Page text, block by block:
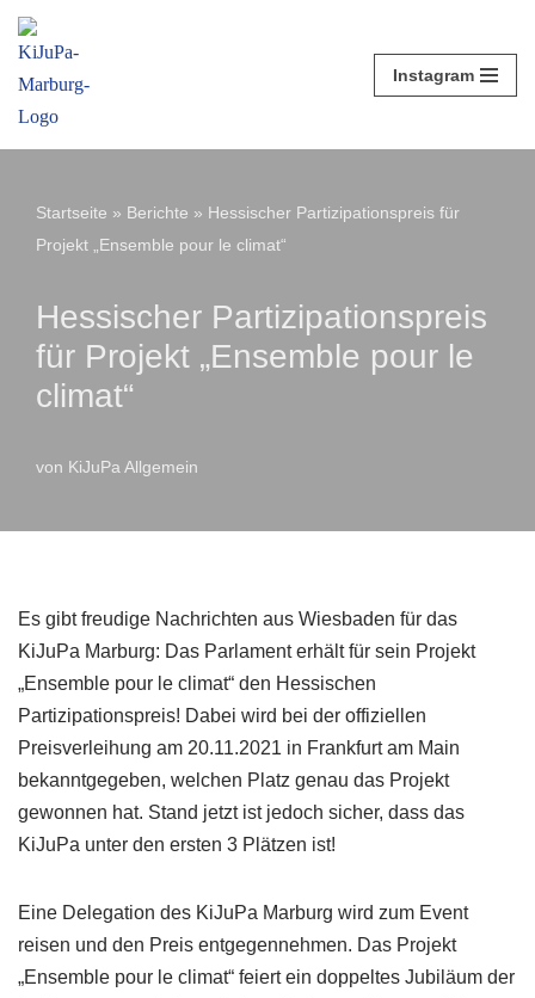
springen
Instagram
Startseite » Berichte » Hessischer Partizipationspreis für
Projekt „Ensemble pour le climat“
Hessischer Partizipationspreis
für Projekt „Ensemble pour le
climat“
von KiJuPa Allgemein
Es gibt freudige Nachrichten aus Wiesbaden für das
KiJuPa Marburg: Das Parlament erhält für sein Projekt
„Ensemble pour le climat“ den Hessischen
Partizipationspreis! Dabei wird bei der offiziellen
Preisverleihung am 20.11.2021 in Frankfurt am Main
bekanntgegeben, welchen Platz genau das Projekt
gewonnen hat. Stand jetzt ist jedoch sicher, dass das
KiJuPa unter den ersten 3 Plätzen ist!
Eine Delegation des KiJuPa Marburg wird zum Event
reisen und den Preis entgegennehmen. Das Projekt
„Ensemble pour le climat“ feiert ein doppeltes Jubiläum der